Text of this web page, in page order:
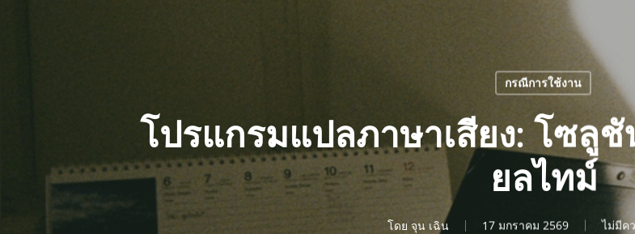
กรณีการใช้งาน
โปรแกรมแปลภาษาเสียง: โซลูชั
ยลไทม์
โดย จุน เฉิน 17 มกราคม 2569 ไม่มีค